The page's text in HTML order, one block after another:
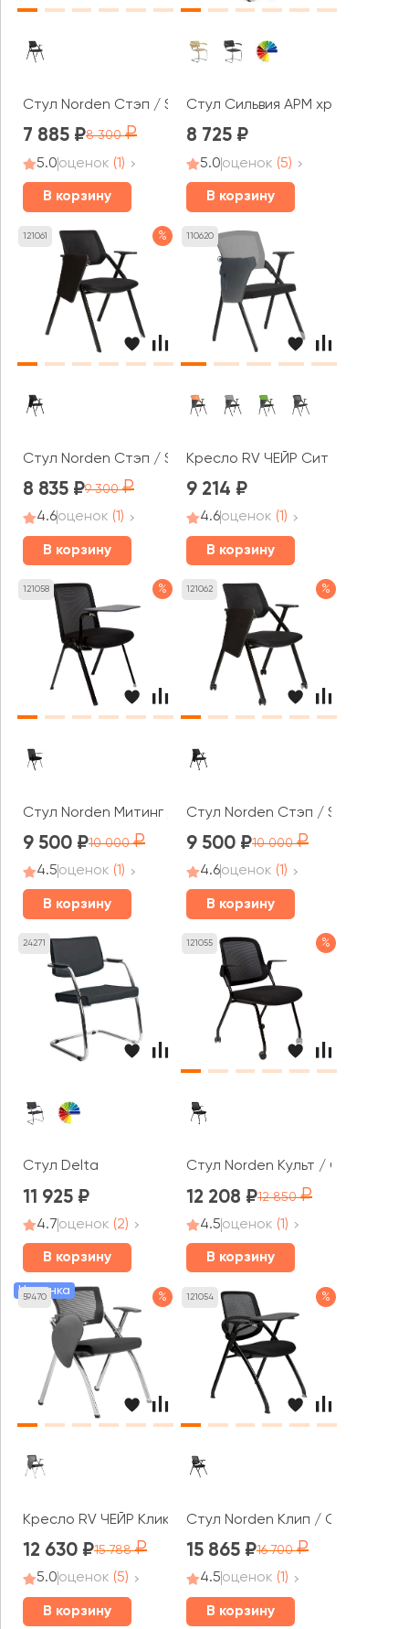
Стул Norden Стэп / Step
7 885 8 300
5.0оценок (1)
В корзину
Стул Сильвия АРМ хром
8 725
5.0оценок (5)
В корзину
121061 %
Стул Norden Стэп / Step M
8 835 9 300
4.6оценок (1)
В корзину
110620
Кресло RV ЧЕЙР Сит / Seat
9 214
4.6оценок (1)
В корзину
121058 %
Стул Norden Митинг / Meeting
9 500 10 000
4.5оценок (1)
В корзину
121062 %
Стул Norden Стэп / Step MR
9 500 10 000
4.6оценок (1)
В корзину
24271
Стул Delta
11 925
4.7оценок (2)
В корзину
121055 %
Стул Norden Культ / Cult
12 208 12 850
4.5оценок (1)
В корзину
59470
Новинка %
Кресло RV ЧЕЙР Клик / Click (462TEC)
12 630 15 788
5.0оценок (5)
В корзину
121054 %
Стул Norden Клип / Clip
15 865 16 700
4.5оценок (1)
В корзину